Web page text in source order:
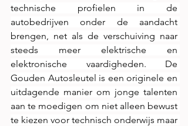
technische profielen in de
autobedrijven onder de aandacht
brengen, net als de verschuiving naar
steeds meer elektrische en
elektronische vaardigheden. De
Gouden Autosleutel is een originele en
uitdagende manier om jonge talenten
aan te moedigen om niet alleen bewust
te kiezen voor technisch onderwijs maar